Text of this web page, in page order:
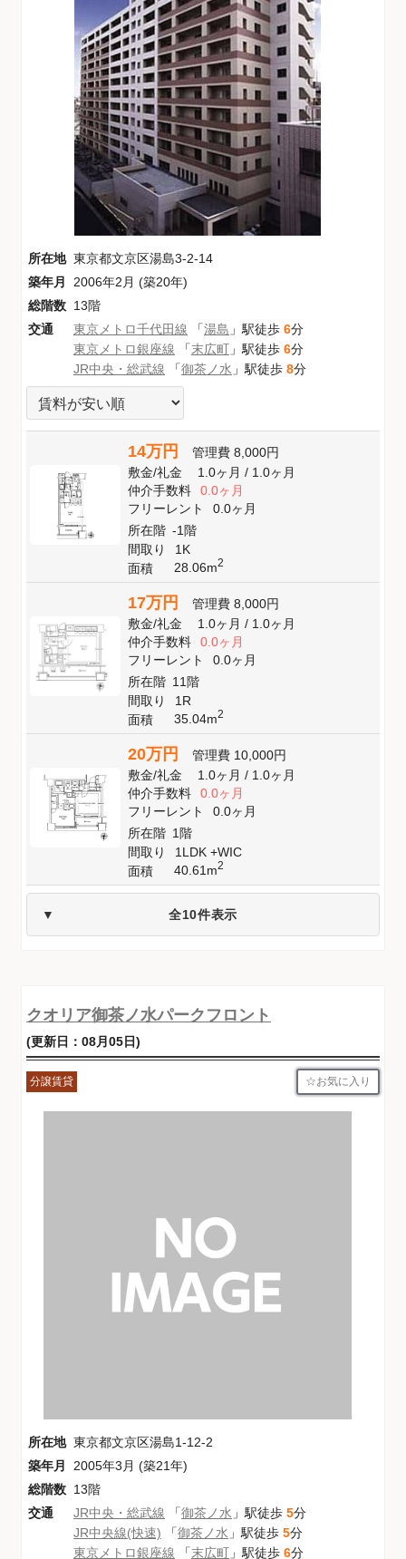
所在地 東京都文京区湯島3-2-14
築年月
2006年2月 (築20年)
総階数 13階
交通
東京メトロ千代田線 「湯島 」駅徒歩 6分
東京メトロ銀座線 「末広町 」駅徒歩 6分
JR中央・総武線 「御茶ノ水 」駅徒歩 8分
14万円 管理費 8,000円
敷金/礼金 1.0ヶ月/ 1.0ヶ月
仲介手数料
0.0ヶ月
フリーレント
0.0ヶ月
所在階 -1階
間取り
1K
面積
28.06m2
17万円 管理費 8,000円
敷金/礼金 1.0ヶ月/ 1.0ヶ月
仲介手数料
0.0ヶ月
フリーレント
0.0ヶ月
所在階 11階
間取り
1R
面積
35.04m2
20万円 管理費 10,000円
敷金/礼金 1.0ヶ月/ 1.0ヶ月
仲介手数料
0.0ヶ月
フリーレント
0.0ヶ月
所在階 1階
間取り
1LDK +WIC
面積
40.61m2
全10件表示
クオリア御茶ノ水パークフロント
(更新日：08月05日)
分譲賃貸 お気に入り
所在地 東京都文京区湯島1-12-2
築年月
2005年3月 (築21年)
総階数 13階
交通
JR中央・総武線 「御茶ノ水 」駅徒歩 5分
JR中央線(快速) 「御茶ノ水 」駅徒歩 5分
東京メトロ銀座線 「末広町 」駅徒歩 6分